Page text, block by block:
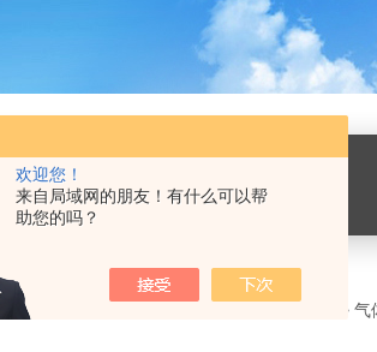
欢迎您！
来自局域网的朋友！有什么可以帮
助您的吗？
> 气